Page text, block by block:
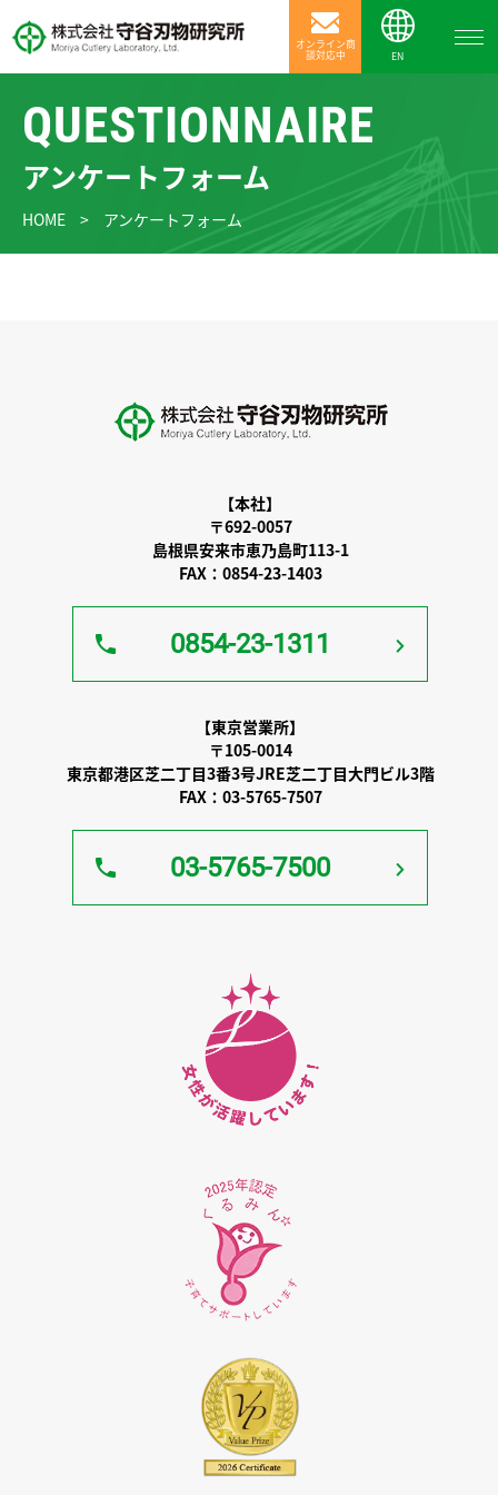
オンライン商
談対応中 EN
QUESTIONNAIRE
アンケートフォーム
HOME > アンケートフォーム
【本社】
〒692-0057
島根県安来市恵乃島町113-1
FAX：0854-23-1403
0854-23-1311
【東京営業所】
〒105-0014
東京都港区芝二丁目3番3号JRE芝二丁目大門ビル3階
FAX：03-5765-7507
03-5765-7500